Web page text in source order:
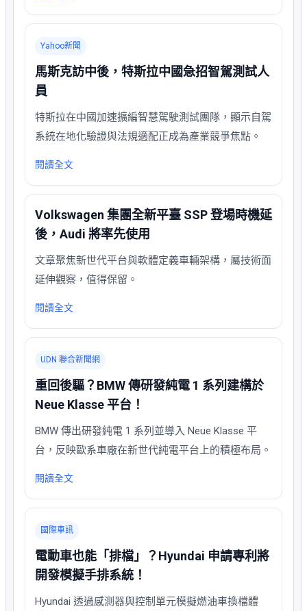
Yahoo新聞
馬斯克訪中後，特斯拉中國急招智駕測試人
員
特斯拉在中國加速擴編智慧駕駛測試團隊，顯示自駕
系統在地化驗證與法規適配正成為產業競爭焦點。
閱讀全文
Volkswagen 集團全新平臺 SSP 登場時機延
後，Audi 將率先使用
文章聚焦新世代平台與軟體定義車輛架構，屬技術面
延伸觀察，值得保留。
閱讀全文
UDN 聯合新聞網
重回後驅？BMW 傳研發純電 1 系列建構於
Neue Klasse 平台！
BMW 傳出研發純電 1 系列並導入 Neue Klasse 平
台，反映歐系車廠在新世代純電平台上的積極布局。
閱讀全文
國際車訊
電動車也能「排檔」？Hyundai 申請專利將
開發模擬手排系統！
Hyundai 透過感測器與控制單元模擬燃油車換檔體